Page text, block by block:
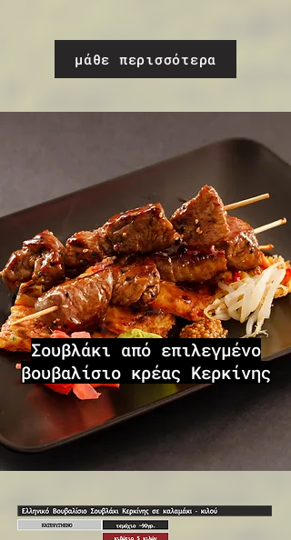
μάθε περισσότερα
Σουβλάκι από επιλεγμένο
βουβαλίσιο κρέας Κερκίνης